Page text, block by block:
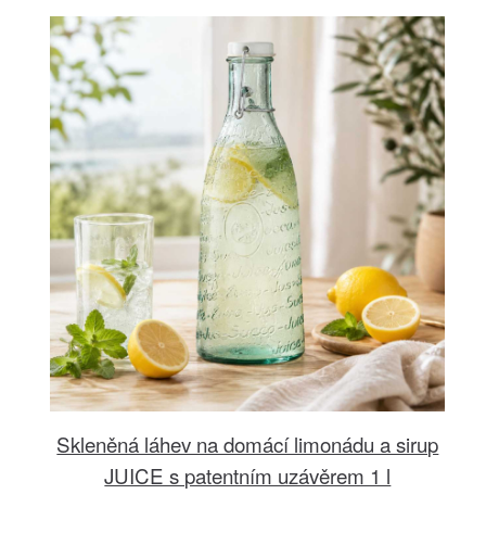
Skleněná láhev na domácí limonádu a sirup
JUICE s patentním uzávěrem 1 l